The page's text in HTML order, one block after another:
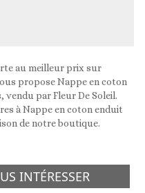
au meilleur prix sur
propose Nappe en coton
vendu par Fleur De Soleil.
à Nappe en coton enduit
de notre boutique.
INTÉRESSER